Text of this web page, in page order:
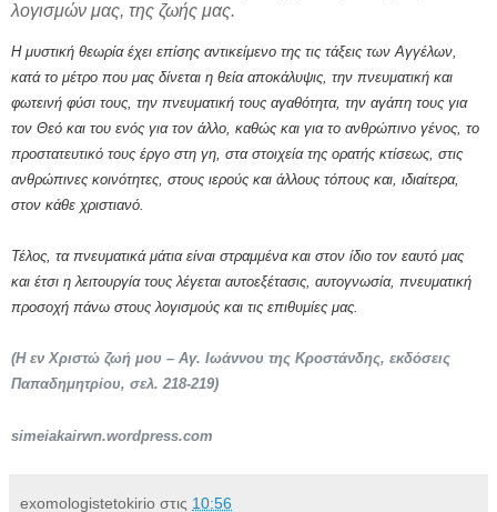
λογισμών μας, της ζωής μας.
Η μυστική θεωρία έχει επίσης αντικείμενο της τις τάξεις των Αγγέλων,
κατά το μέτρο που μας δίνεται η θεία αποκάλυψις, την πνευματική και
φωτεινή φύσι τους, την πνευματική τους αγαθότητα, την αγάπη τους για
τον Θεό και του ενός για τον άλλο, καθώς και για το ανθρώπινο γένος, το
προστατευτικό τους έργο στη γη, στα στοιχεία της ορατής κτίσεως, στις
ανθρώπινες κοινότητες, στους ιερούς και άλλους τόπους και, ιδιαίτερα,
στον κάθε χριστιανό.
Τέλος, τα πνευματικά μάτια είναι στραμμένα και στον ίδιο τον εαυτό μας
και έτσι η λειτουργία τους λέγεται αυτοεξέτασις, αυτογνωσία, πνευματική
προσοχή πάνω στους λογισμούς και τις επιθυμίες μας.
(Η εν Χριστώ ζωή μου – Αγ. Ιωάννου της Κροστάνδης, εκδόσεις
Παπαδημητρίου, σελ. 218-219)
simeiakairwn.wordpress.com
exomologistetokirio στις 10:56